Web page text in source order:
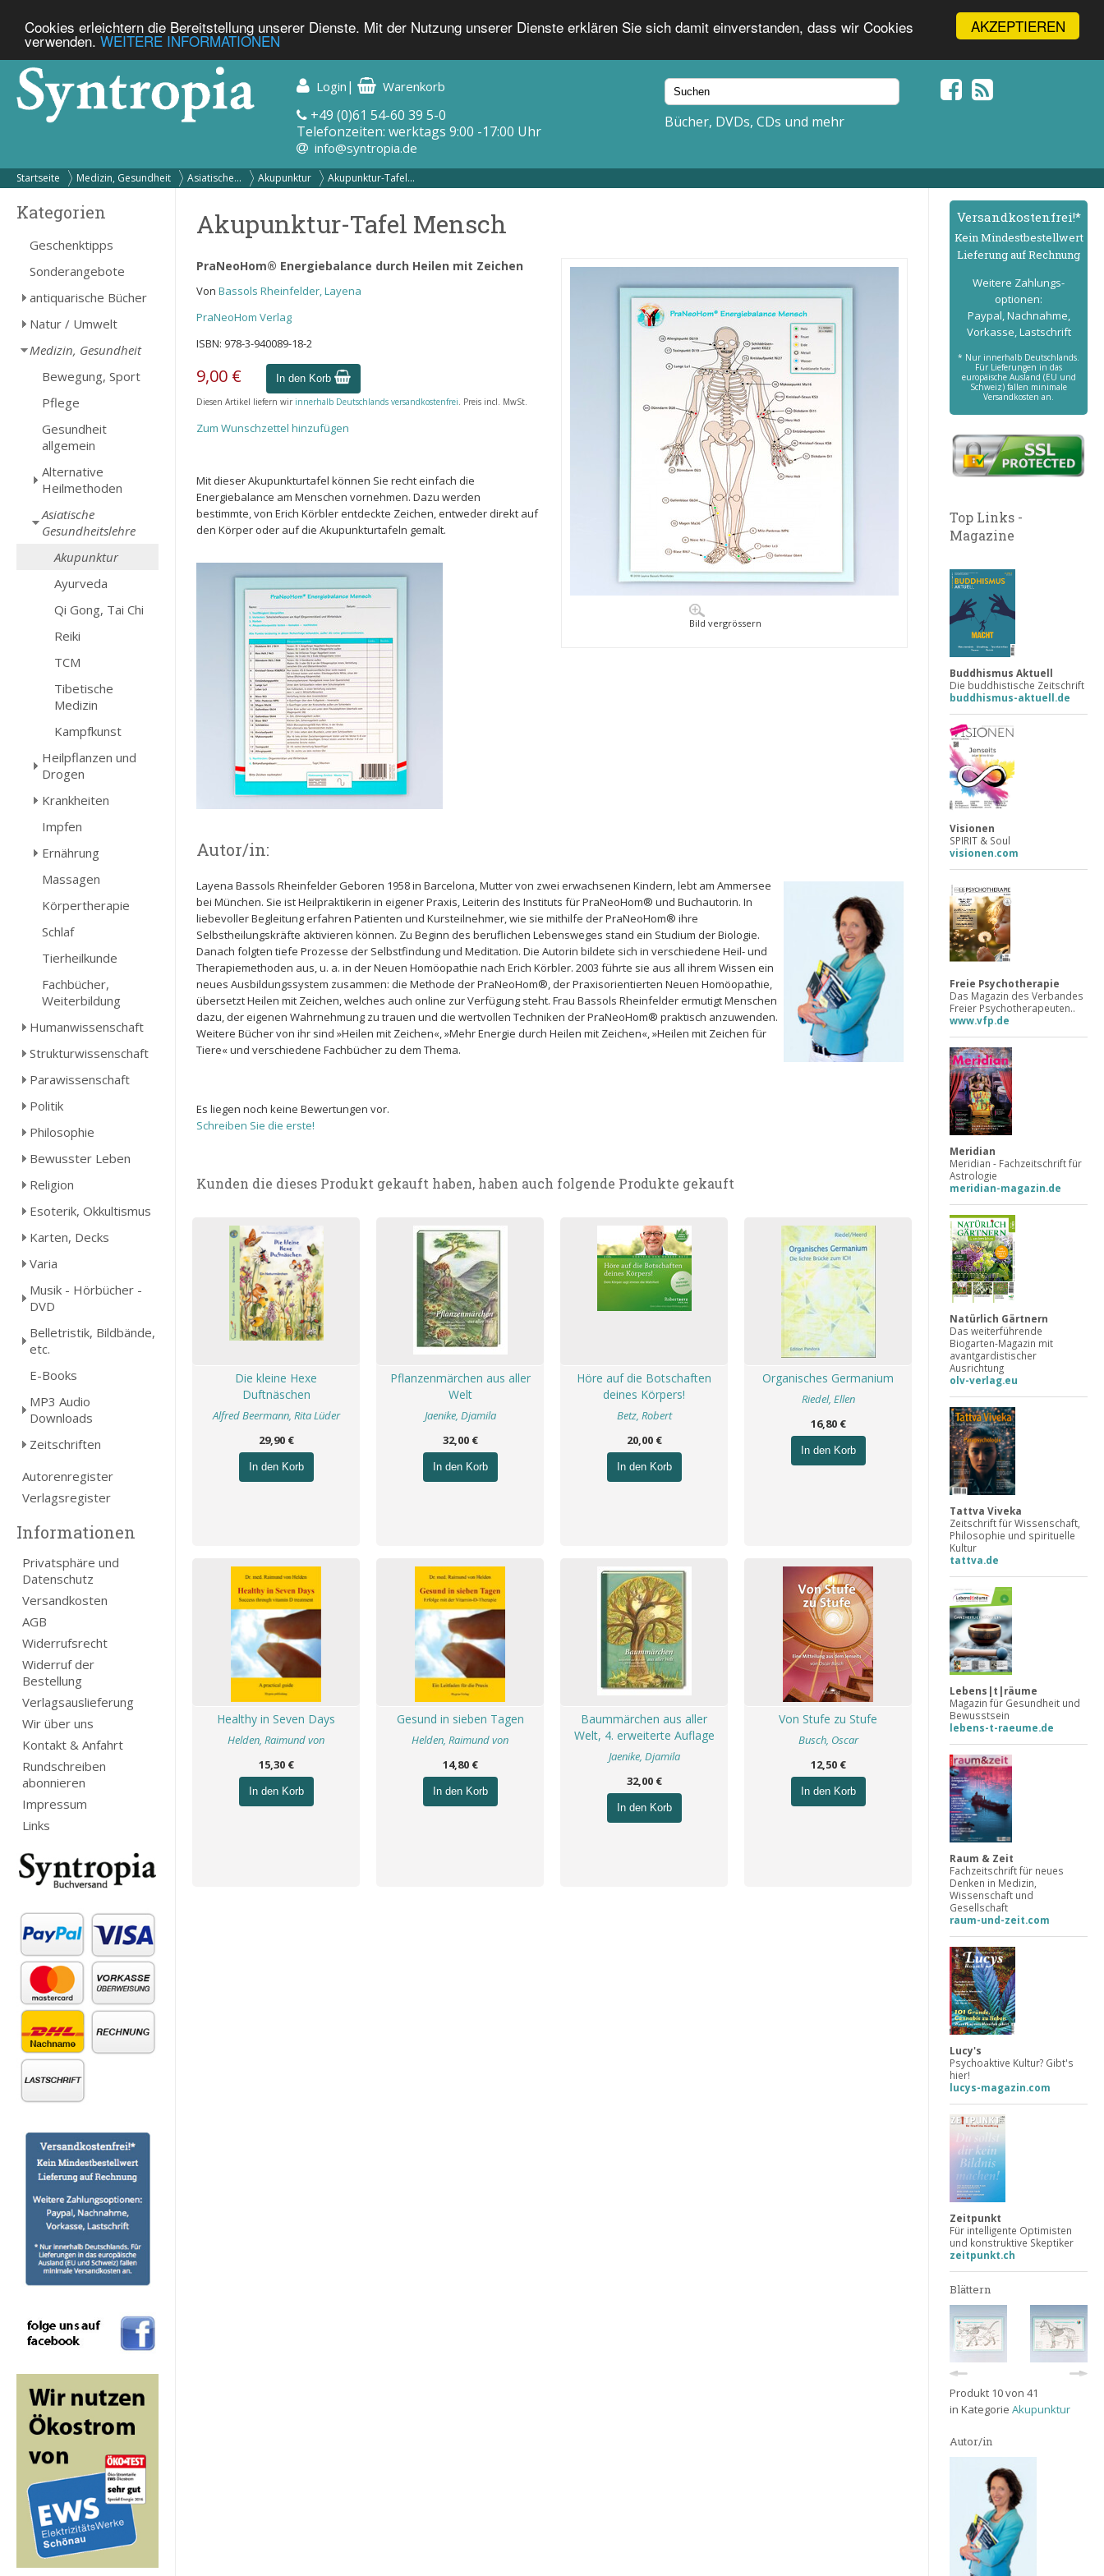
AKZEPTIEREN
Cookies erleichtern die Bereitstellung unserer Dienste. Mit der Nutzung unserer Dienste erklären Sie sich damit einverstanden, dass wir Cookies
verwenden. WEITERE INFORMATIONEN
Login | Warenkorb
+49 (0)61 54-60 39 5-0
Telefonzeiten: werktags 9:00 -17:00 Uhr
info@syntropia.de
Bücher, DVDs, CDs und mehr
Startseite Medizin, Gesundheit Asiatische... Akupunktur Akupunktur-Tafel...
Kategorien
Geschenktipps
Sonderangebote
antiquarische Bücher
Natur / Umwelt
Medizin, Gesundheit
Bewegung, Sport
Pflege
Gesundheit
allgemein
Alternative
Heilmethoden
Asiatische
Gesundheitslehre
Akupunktur
Ayurveda
Qi Gong, Tai Chi
Reiki
TCM
Tibetische
Medizin
Kampfkunst
Heilpflanzen und
Drogen
Krankheiten
Impfen
Ernährung
Massagen
Körpertherapie
Schlaf
Tierheilkunde
Fachbücher,
Weiterbildung
Humanwissenschaft
Strukturwissenschaft
Parawissenschaft
Politik
Philosophie
Bewusster Leben
Religion
Esoterik, Okkultismus
Karten, Decks
Varia
Musik - Hörbücher -
DVD
Belletristik, Bildbände,
etc.
E-Books
MP3 Audio
Downloads
Zeitschriften
Autorenregister
Verlagsregister
Informationen
Privatsphäre und
Datenschutz
Versandkosten
AGB
Widerrufsrecht
Widerruf der
Bestellung
Verlagsauslieferung
Wir über uns
Kontakt & Anfahrt
Rundschreiben
abonnieren
Impressum
Links
Akupunktur-Tafel Mensch
Bild vergrössern
PraNeoHom® Energiebalance durch Heilen mit Zeichen
Von Bassols Rheinfelder, Layena
PraNeoHom Verlag
ISBN: 978-3-940089-18-2
9,00 € In den Korb
Diesen Artikel liefern wir innerhalb Deutschlands versandkostenfrei. Preis incl. MwSt.
Zum Wunschzettel hinzufügen
Mit dieser Akupunkturtafel können Sie recht einfach die
Energiebalance am Menschen vornehmen. Dazu werden
bestimmte, von Erich Körbler entdeckte Zeichen, entweder direkt auf
den Körper oder auf die Akupunkturtafeln gemalt.
Autor/in:
Layena Bassols Rheinfelder Geboren 1958 in Barcelona, Mutter von zwei erwachsenen Kindern, lebt am Ammersee
bei München. Sie ist Heilpraktikerin in eigener Praxis, Leiterin des Instituts für PraNeoHom® und Buchautorin. In
liebevoller Begleitung erfahren Patienten und Kursteilnehmer, wie sie mithilfe der PraNeoHom® ihre
Selbstheilungskräfte aktivieren können. Zu Beginn des beruflichen Lebensweges stand ein Studium der Biologie.
Danach folgten tiefe Prozesse der Selbstfindung und Meditation. Die Autorin bildete sich in verschiedene Heil- und
Therapiemethoden aus, u. a. in der Neuen Homöopathie nach Erich Körbler. 2003 führte sie aus all ihrem Wissen ein
neues Ausbildungssystem zusammen: die Methode der PraNeoHom®, der Praxisorientierten Neuen Homöopathie,
übersetzt Heilen mit Zeichen, welches auch online zur Verfügung steht. Frau Bassols Rheinfelder ermutigt Menschen
dazu, der eigenen Wahrnehmung zu trauen und die wertvollen Techniken der PraNeoHom® praktisch anzuwenden.
Weitere Bücher von ihr sind »Heilen mit Zeichen«, »Mehr Energie durch Heilen mit Zeichen«, »Heilen mit Zeichen für
Tiere« und verschiedene Fachbücher zu dem Thema.
Es liegen noch keine Bewertungen vor.
Schreiben Sie die erste!
Kunden die dieses Produkt gekauft haben, haben auch folgende Produkte gekauft
Die kleine Hexe
Duftnäschen
Alfred Beermann, Rita Lüder
29,90 €
In den Korb
Pflanzenmärchen aus aller
Welt
Jaenike, Djamila
32,00 €
In den Korb
Höre auf die Botschaften
deines Körpers!
Betz, Robert
20,00 €
In den Korb
Organisches Germanium
Riedel, Ellen
16,80 €
In den Korb
Healthy in Seven Days
Helden, Raimund von
15,30 €
In den Korb
Gesund in sieben Tagen
Helden, Raimund von
14,80 €
In den Korb
Baummärchen aus aller
Welt, 4. erweiterte Auflage
Jaenike, Djamila
32,00 €
In den Korb
Von Stufe zu Stufe
Busch, Oscar
12,50 €
In den Korb
Versand­kostenfrei!*
Kein Mindest­bestell­wert
Lieferung auf Rechnung
Weitere Zahlungs­
optionen:
Paypal, Nachnahme,
Vorkasse, Lastschrift
* Nur innerhalb Deutschlands.
Für Lieferungen in das
europäische Ausland (EU und
Schweiz) fallen minimale
Versandkosten an.
Top Links -
Magazine
Buddhismus Aktuell
Die buddhistische Zeitschrift
buddhismus-aktuell.de
Visionen
SPIRIT & Soul
visionen.com
Freie Psychotherapie
Das Magazin des Verbandes
Freier Psychotherapeuten..
www.vfp.de
Meridian
Meridian - Fachzeitschrift für
Astrologie
meridian-magazin.de
Natürlich Gärtnern
Das weiterführende
Biogarten-Magazin mit
avantgardistischer
Ausrichtung
olv-verlag.eu
Tattva Viveka
Zeitschrift für Wissenschaft,
Philosophie und spirituelle
Kultur
tattva.de
Lebens|t|räume
Magazin für Gesundheit und
Bewusstsein
lebens-t-raeume.de
Raum & Zeit
Fachzeitschrift für neues
Denken in Medizin,
Wissenschaft und
Gesellschaft
raum-und-zeit.com
Lucy's
Psychoaktive Kultur? Gibt's
hier!
lucys-magazin.com
Zeitpunkt
Für intelligente Optimisten
und konstruktive Skeptiker
zeitpunkt.ch
Blättern
Produkt 10 von 41
in Kategorie Akupunktur
Autor/in